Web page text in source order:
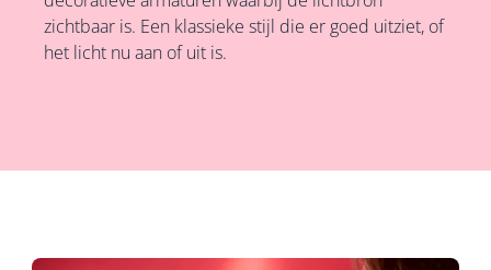
zichtbaar is. Een klassieke stijl die er goed uitziet, of
het licht nu aan of uit is.